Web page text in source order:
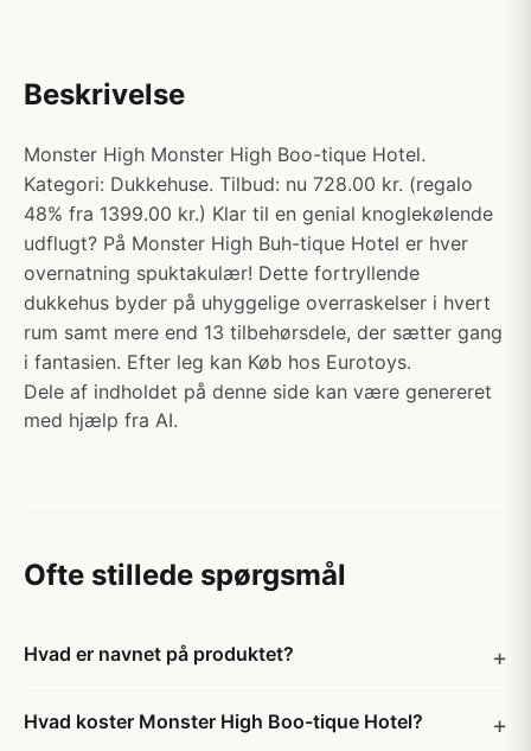
Beskrivelse
Monster High Monster High Boo-tique Hotel.
Kategori: Dukkehuse. Tilbud: nu 728.00 kr. (regalo
48% fra 1399.00 kr.) Klar til en genial knoglekølende
udflugt? På Monster High Buh-tique Hotel er hver
overnatning spuktakulær! Dette fortryllende
dukkehus byder på uhyggelige overraskelser i hvert
rum samt mere end 13 tilbehørsdele, der sætter gang
i fantasien. Efter leg kan Køb hos Eurotoys.
Dele af indholdet på denne side kan være genereret
med hjælp fra AI.
Ofte stillede spørgsmål
Hvad er navnet på produktet?
Hvad koster Monster High Boo-tique Hotel?